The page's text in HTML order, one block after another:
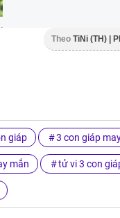
Theo TiNi (TH) |
giáp 3 con giáp
mắn tử vi 3 con